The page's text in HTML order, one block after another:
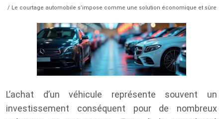
/ Le courtage automobile s’impose comme une solution économique et sûre
L’achat d’un véhicule représente souvent un
investissement conséquent pour de nombreux